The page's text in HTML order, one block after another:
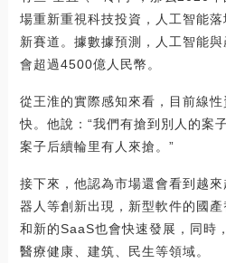
場重新重視科技投資，人工智能
新賽道。據數據預測，人工智能
會超過4500億人民幣。
從王淮的實際感知來看，目前線
快。他說：“我們有搶到別人的案
案子后續輪里有人來搶。”
接下來，他認為市場還會看到越
器人等創新出現，新型軟件的國
和新的SaaS也會快速發展，同時
醫療健康、建筑、民生等領域。